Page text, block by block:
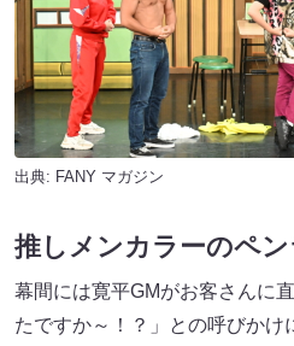
出典: FANY マガジン
推しメンカラーのペン
幕間には寛平GMがお客さんに
たですか～！？」との呼びかけ